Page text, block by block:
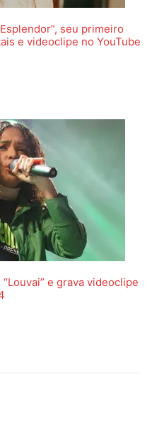
seu primeiro
e videoclipe no YouTube
e grava videoclipe